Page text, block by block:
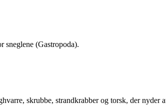
sneglene (Gastropoda).
skrubbe, strandkrabber og torsk, der nyder